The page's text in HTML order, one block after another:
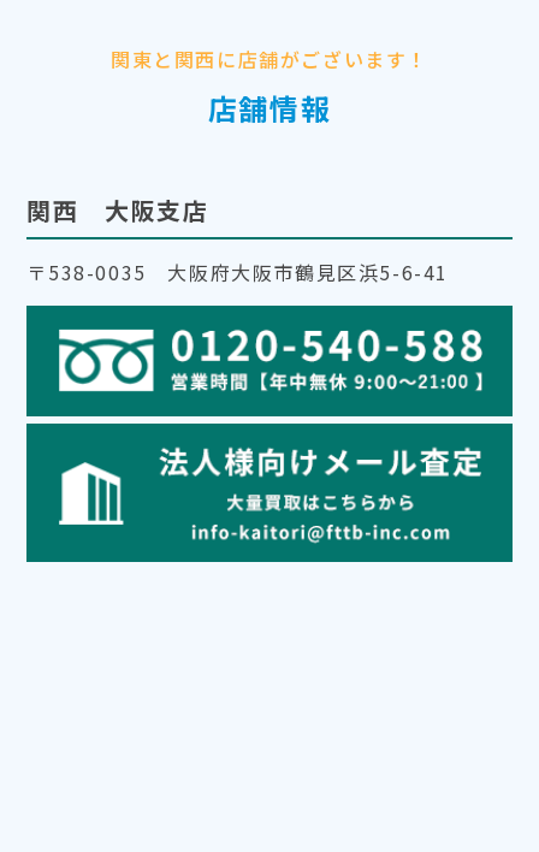
関東と関西に店舗がございます！
店舗情報
関西 大阪支店
〒538-0035 大阪府大阪市鶴見区浜5-6-41